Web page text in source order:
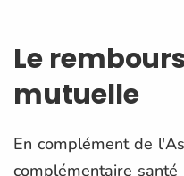
Le
mutuelle
En complément de
complémentaire